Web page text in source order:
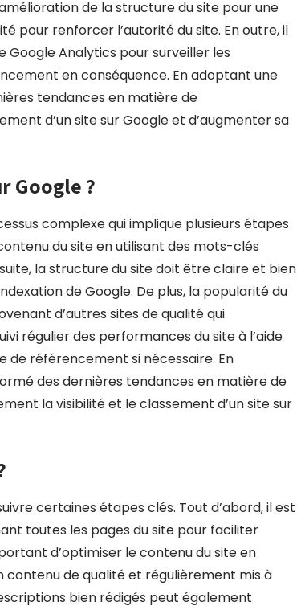
de la structure du site pour une
pour renforcer l’autorité du site. En outre, il
Google Analytics pour surveiller les
en conséquence. En adoptant une
tendances en matière de
d’un site sur Google et d’augmenter sa
Google ?
complexe qui implique plusieurs étapes
du site en utilisant des mots-clés
la structure du site doit être claire et bien
de Google. De plus, la popularité du
d’autres sites de qualité qui
régulier des performances du site à l’aide
de référencement si nécessaire. En
des dernières tendances en matière de
la visibilité et le classement d’un site sur
certaines étapes clés. Tout d’abord, il est
toutes les pages du site pour faciliter
d’optimiser le contenu du site en
de qualité et régulièrement mis à
bien rédigés peut également